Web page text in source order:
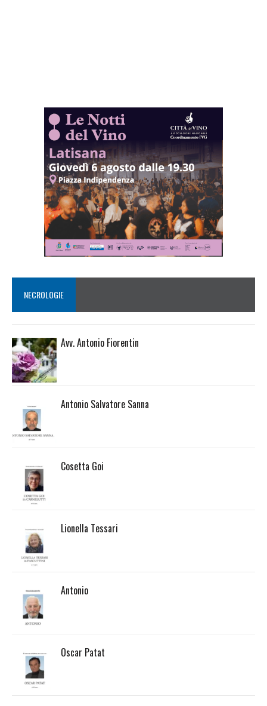
NECROLOGIE
Avv. Antonio Fiorentin
Antonio Salvatore Sanna
Cosetta Goi
Lionella Tessari
Antonio
Oscar Patat